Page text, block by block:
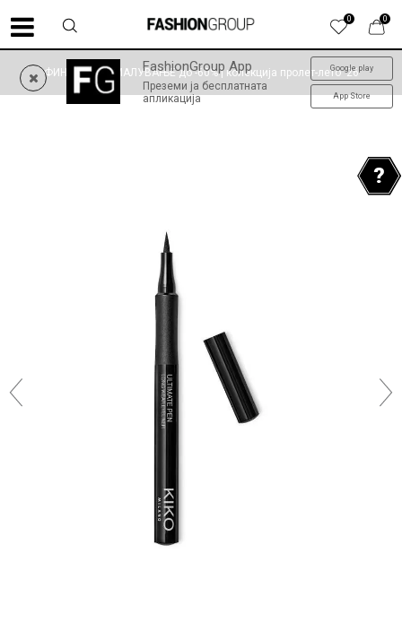
0
0
FashionGroup App
Преземи ја бесплатната
апликација
Google play
App Store
ФИНАЛНО НАМАЛУВАЊЕ до -60% | колекција пролет-лето '26